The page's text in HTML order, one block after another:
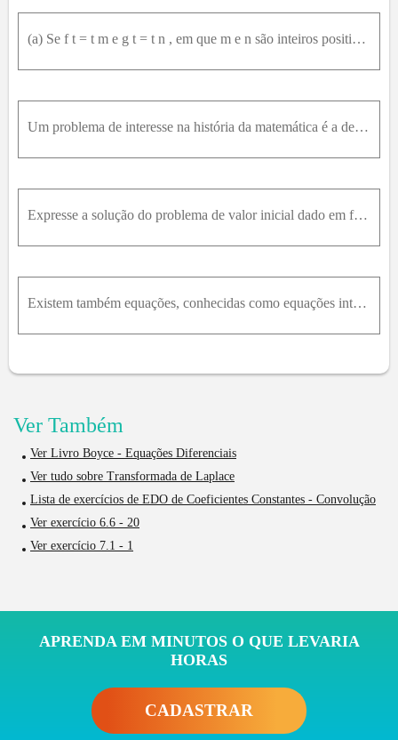
(a) Se f t = t m e g t = t n , em que m e n são inteiros positivos mostre que: f * g = t m + n + 1 * ∫ 0 1 u m 1 - u n d u (b) Use o teorema sobre a convolução para mostrar que ∫ 0 1 u m 1 - u n d u =
Um problema de interesse na história da matemática é a de encontrar a tautócrona- a curva descrita por uma partícula deslizando livremente sob a ação apenas da gravidade, atingindo o fundo no mesmo in
Expresse a solução do problema de valor inicial dado em função de uma integral de convolução:4y'' + 4y' + 17y = g(t); y(0) = 0 e y'(0) = 0
Existem também equações, conhecidas como equações integrodiferenciais, em que aparecem tanto derivadas quanto integrais da função desconhecida.(a) Resolva a equação integrodiferencial dada usando a tr
Ver Também
Ver Livro Boyce - Equações Diferenciais
Ver tudo sobre Transformada de Laplace
Lista de exercícios de EDO de Coeficientes Constantes - Convolução
Ver exercício 6.6 - 20
Ver exercício 7.1 - 1
APRENDA EM MINUTOS O QUE LEVARIA
HORAS
CADASTRAR